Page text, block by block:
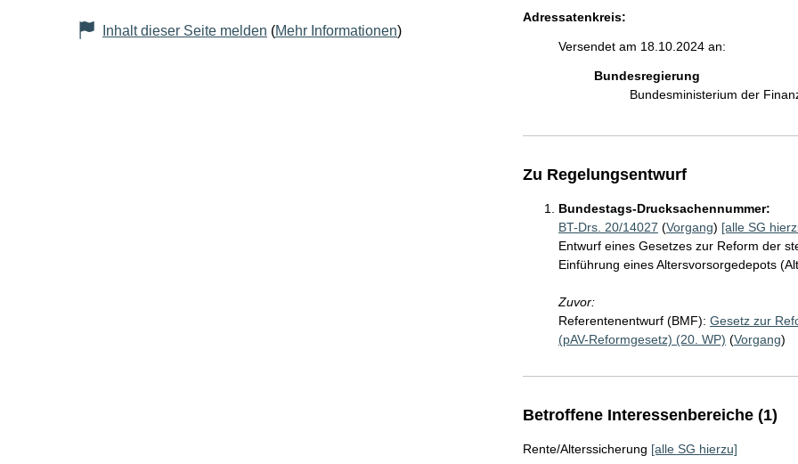
Inhalt dieser Seite melden (Mehr Informationen)
Adressatenkreis:
Versendet am 18.10.2024 an:
Bundesregierung
Bundesministerium der
Zu Regelungsentwurf
Bundestags-Drucksachennummer:
BT-Drs. 20/14027 (Vorgang) [alle SG
Entwurf eines Gesetzes zur Reform der
Einführung eines Altersvorsorgedepots
Zuvor:
Referentenentwurf (BMF): Gesetz zur
(pAV-Reformgesetz) (20. WP) (Vorgang)
Betroffene Interessenbereiche (1)
Rente/Alterssicherung [alle SG hierzu]